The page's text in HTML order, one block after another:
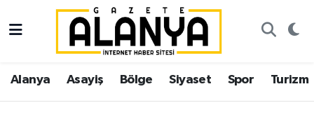
Alanya Asayiş Bölge Siyaset Spor Turizm
Alanya
Asayiş
İstanbul Nöbetçi Eczaneler
İstanbul Hava Durumu